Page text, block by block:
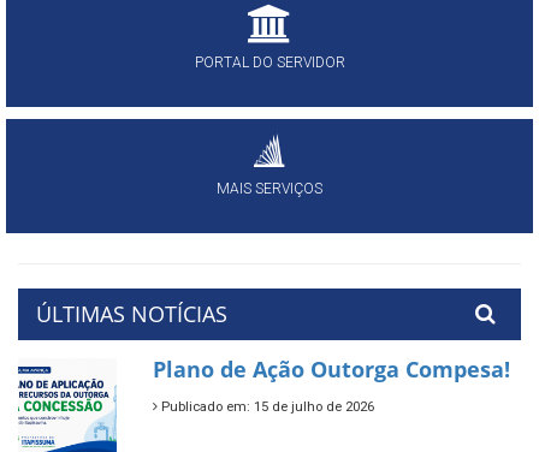
PORTAL DO SERVIDOR
MAIS SERVIÇOS
ÚLTIMAS NOTÍCIAS
Plano de Ação Outorga Compesa!
Publicado em: 15 de julho de 2026